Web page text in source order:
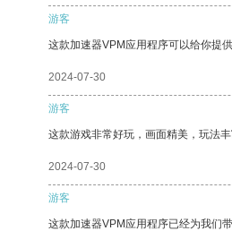
游客
这款加速器VPM应用程序可以给你提
2024-07-30
游客
这款游戏非常好玩，画面精美，玩法
2024-07-30
游客
这款加速器VPM应用程序已经为我们